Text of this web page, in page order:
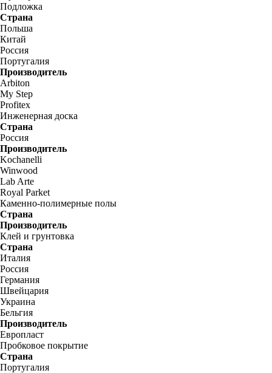
Подложка
Страна
Польша
Китай
Россия
Португалия
Производитель
Arbiton
My Step
Profitex
Инженерная доска
Страна
Россия
Производитель
Kochanelli
Winwood
Lab Arte
Royal Parket
Каменно-полимерные полы
Страна
Производитель
Клей и грунтовка
Страна
Италия
Россия
Германия
Швейцария
Украина
Бельгия
Производитель
Европласт
Пробковое покрытие
Страна
Португалия